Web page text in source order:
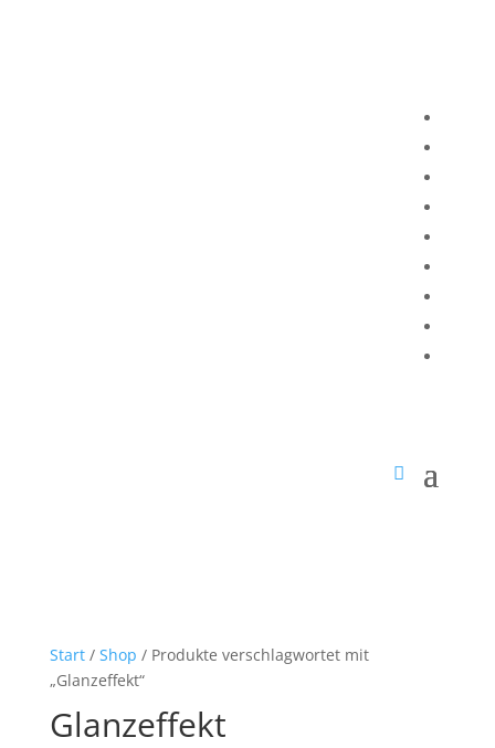
Start/ Shop / Produkte verschlagwortet mit
„Glanzeffekt“
Glanzeffekt